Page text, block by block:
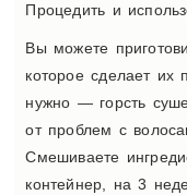
Процедить и
Вы можете
которое сделает
нужно — горсть
от проблем с
Смешиваете
контейнер, на 3